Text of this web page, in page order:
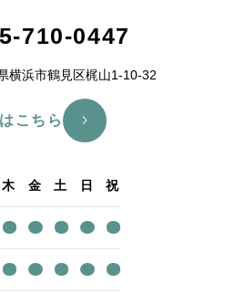
710-0447
横浜市鶴⾒区梶⼭1-10-32
こちら
木 金 土 日 祝